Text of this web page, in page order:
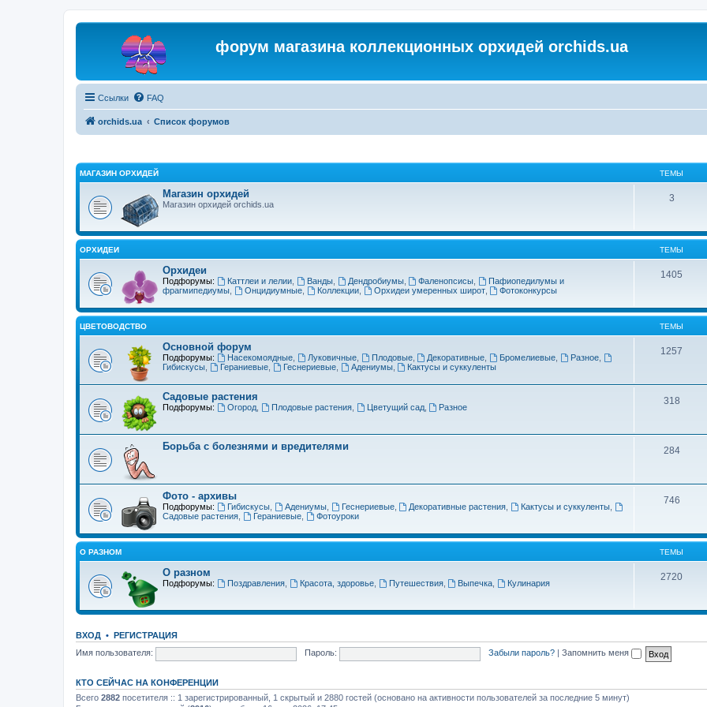
форум магазина коллекционных орхидей orchids.ua
Ссылки FAQ
orchids.ua Список форумов
МАГАЗИН ОРХИДЕЙ ТЕМЫ
Магазин орхидей
Магазин орхидей orchids.ua
3
ОРХИДЕИ ТЕМЫ
Орхидеи
Подфорумы: Каттлеи и лелии, Ванды, Дендробиумы, Фаленопсисы
Пафиопедилумы и
фрагмипедиумы
Онцидиумные, Коллекции, Орхидеи умеренных широт, Фотоконкурсы
1405
ЦВЕТОВОДСТВО ТЕМЫ
Основной форум
Подфорумы: Насекомоядные, Луковичные, Плодовые, Декоративные Бромелиевые Разное
Гибискусы
Гераниевые, Геснериевые, Адениумы, Кактусы и суккуленты
1257
Садовые растения
Подфорумы: Огород, Плодовые растения, Цветущий сад, Разное
318
Борьба с болезнями и вредителями 284
Фото - архивы
Подфорумы: Гибискусы, Адениумы, Геснериевые, Декоративные растения Кактусы и суккуленты
Садовые растения
Гераниевые, Фотоуроки
746
О РАЗНОМ ТЕМЫ
О разном
Подфорумы: Поздравления, Красота, здоровье, Путешествия, Выпечка Кулинария
2720
ВХОД • РЕГИСТРАЦИЯ
Имя пользователя:
Пароль: Забыли пароль? Запомнить меня
КТО СЕЙЧАС НА КОНФЕРЕНЦИИ
Всего 2882 посетителя :: 1 зарегистрированный, 1 скрытый и 2880 гостей (основано на активности пользователей за последние 5 минут)